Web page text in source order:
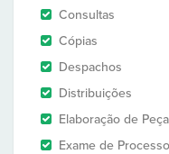
Consultas
Cópias
Despachos
Distribuições
Elaboração de
Exame de